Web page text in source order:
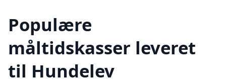
Populære
måltidskasser leveret
til Hundelev